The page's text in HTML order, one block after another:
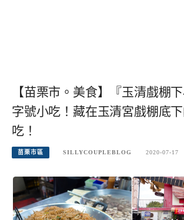
【苗栗市。美食】『玉清戲棚
字號小吃！藏在玉清宮戲棚底
吃！
苗栗市區 SILLYCOUPLEBLOG 2020-07-17